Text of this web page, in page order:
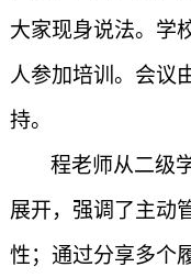
大家现身说法。学
人参加培训。会议
持。
程老师从二级
展开，强调了主动
性；通过分享多个